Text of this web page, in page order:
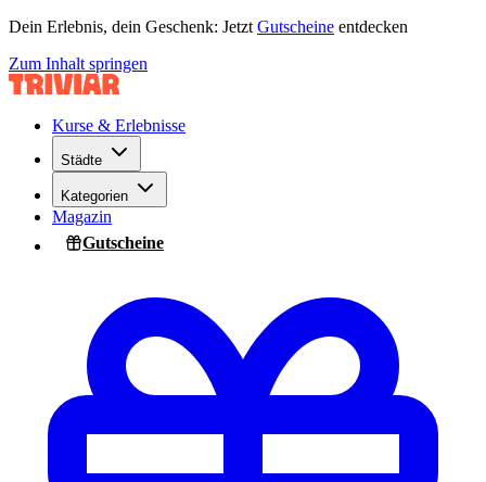
Dein Erlebnis, dein Geschenk: Jetzt Gutscheine entdecken
Zum Inhalt springen
Kurse & Erlebnisse
Städte
Kategorien
Magazin
Gutscheine